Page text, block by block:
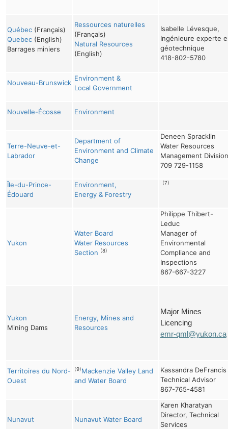
Québec(Français)
Quebec(English)
Barrages miniers
Ressources naturelles
(Français)
Natural Resources
(English)
Isabelle Lévesque,
Ingénieure experte
géotechnique
418-802-5780
Nouveau-Brunswick
Environment &
Local Government
Nouvelle-Écosse Environment
Terre-Neuve-et-
Labrador
Department of
Environment and Climate
Change
Deneen Spracklin
Water Resources
Management Division
709 729-1158
Île-du-Prince-
Édouard
Environment,
Energy & Forestry
(7)
Yukon
Water Board
Water Resources
Section (8)
Philippe Thibert-
Leduc
Manager of
Environmental
Compliance and
Inspections
867-667-3227
Yukon
Mining Dams
Energy, Mines and
Resources
Major Mines
Licencing
emr-qml@yukon.ca
Territoires du Nord-
Ouest
(9)Mackenzie Valley Land
and Water Board
Kassandra DeFrancis
Technical Advisor
867-765-4581
Nunavut Nunavut Water Board
Karen Kharatyan
Director, Technical
Services